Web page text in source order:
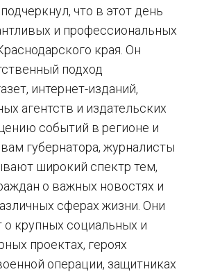
что в этот день
и профессиональных
края. Он
подход
интернет-изданий,
агентств и издательских
событий в регионе и
губернатора, журналисты
широкий спектр тем,
о важных новостях и
сферах жизни. Они
крупных социальных и
проектах, героях
операции, защитниках